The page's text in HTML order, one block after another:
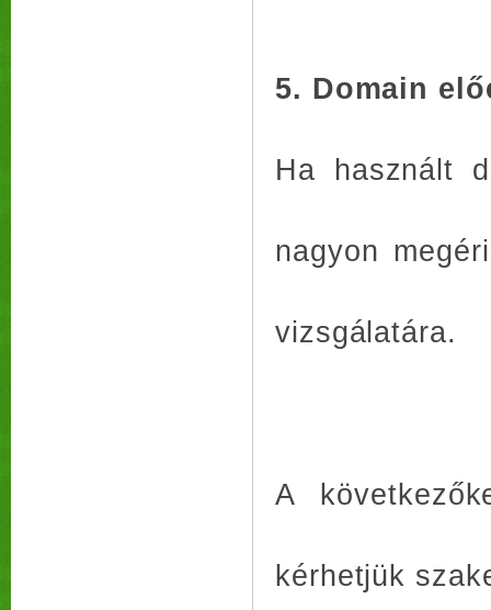
5. Domain
Ha használt
nagyon
vizsgálatára.
A
kérhetjük